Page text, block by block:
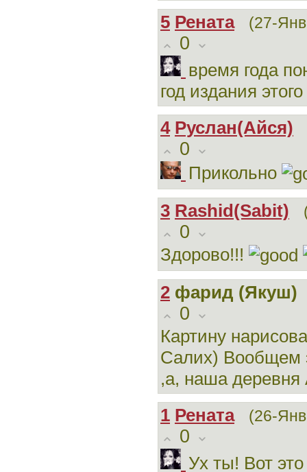
5 Рената (27-
0
время года
год издания
4 Руслан(Айся)
0
Прикольно
3 Rashid(Sabit)
0
Здорово!!!
2 фарид (Якуш)
0
Картину
Салих) Вообщем
,а, наша деревня
1 Рената (26-
0
Ух ты! Вот